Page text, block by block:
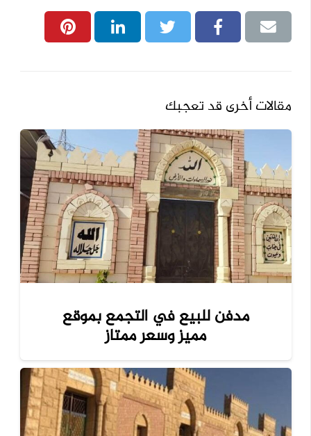
مقالات أخرى قد تعجبك
مدفن للبيع في التجمع بموقع
مميز وسعر ممتاز